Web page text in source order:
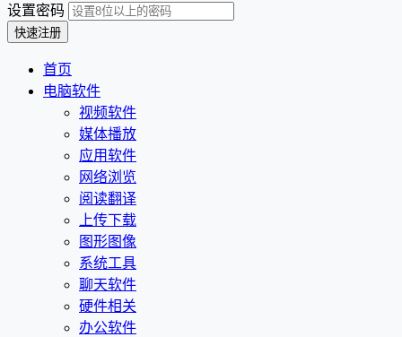
设置密码
首页
电脑软件
视频软件
媒体播放
应用软件
网络浏览
阅读翻译
上传下载
图形图像
系统工具
聊天软件
硬件相关
办公软件